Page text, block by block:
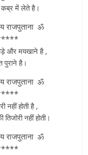
कब्र में लेते है।
ॐ
और मयखाने है ,
है।
ॐ
नहीं होती है ,
नहीं होती।
ॐ